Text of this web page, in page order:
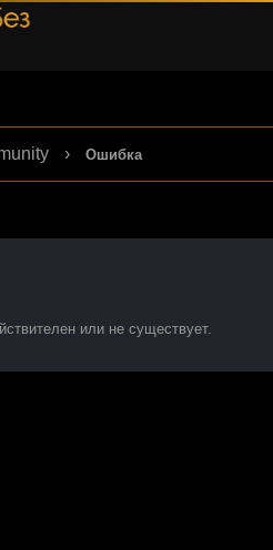
› Ошибка
или не существует.